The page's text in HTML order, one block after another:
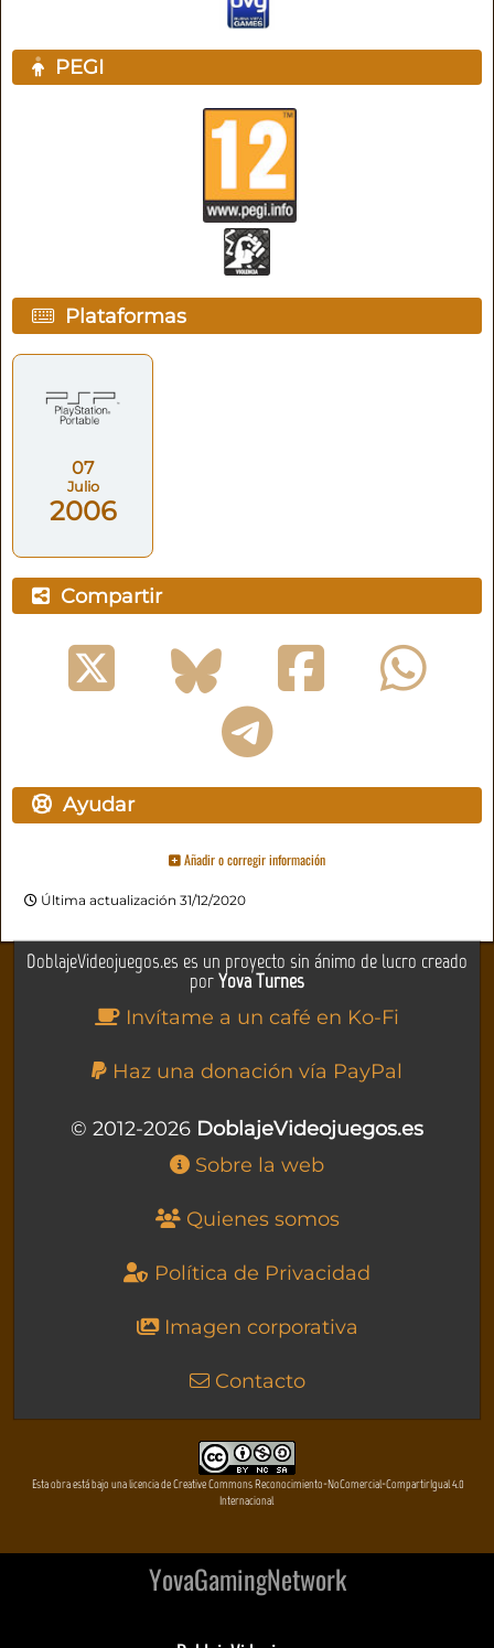
PEGI
Plataformas
07
Julio
2006
Compartir
Ayudar
Añadir o corregir información
Última actualización 31/12/2020
DoblajeVideojuegos.es es un proyecto sin ánimo de lucro creado
porYova Turnes
Invítame a un café en Ko-Fi
Haz una donación vía PayPal
© 2012-2026 DoblajeVideojuegos.es
Sobre la web
Quienes somos
Política de Privacidad
Imagen corporativa
Contacto
Esta obra está bajo una licencia de Creative Commons Reconocimiento-NoComercial-CompartirIgual 4.0
Internacional
YovaGamingNetwork